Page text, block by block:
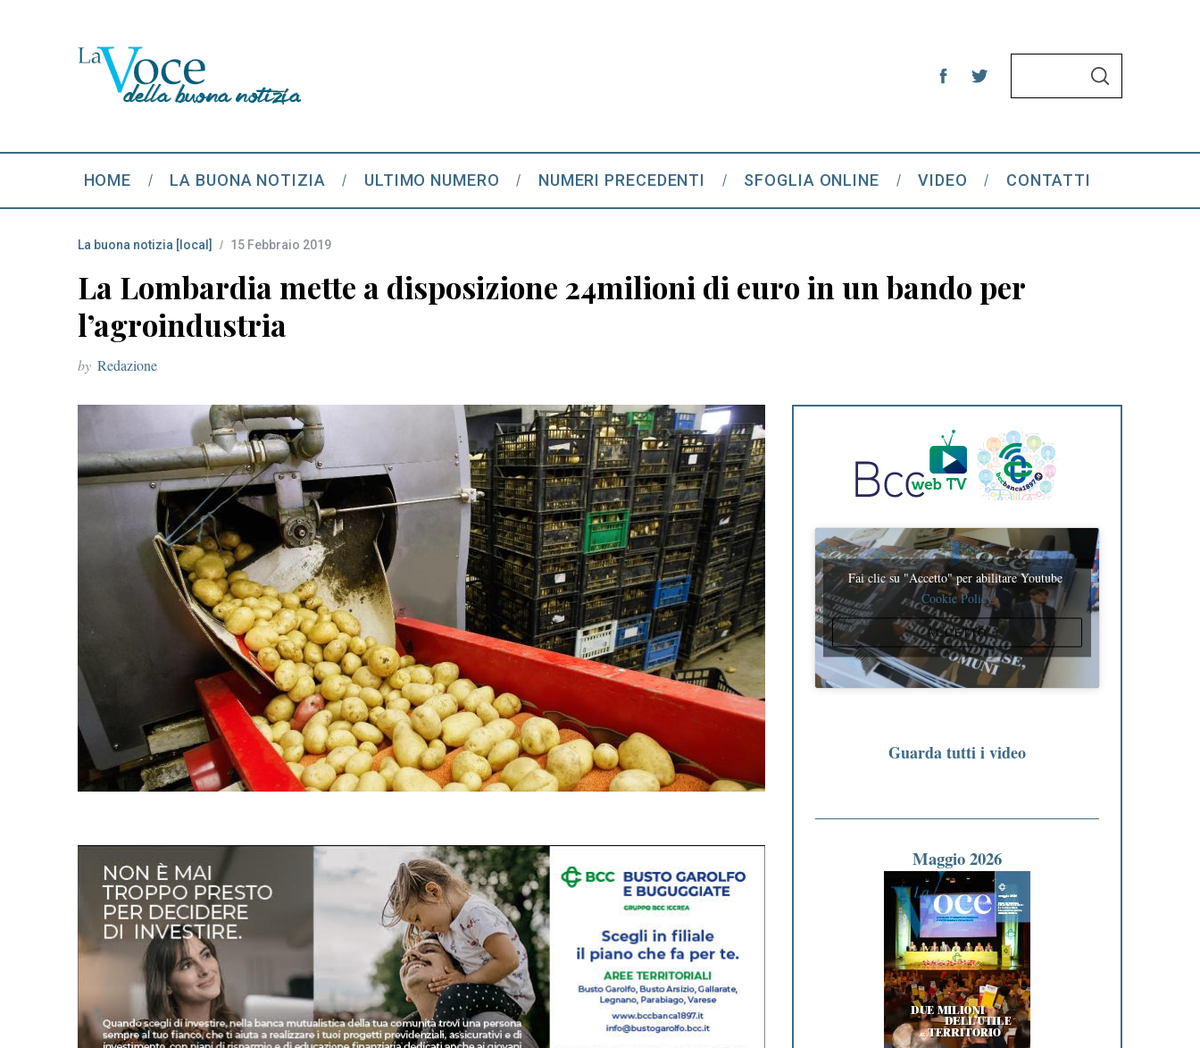
h
f
:
S
HOME LA BUONA NOTIZIA ULTIMO NUMERO NUMERI PRECEDENTI SFOGLIA ONLINE VIDEO CONTATTI
La buona notizia [local] 15 Febbraio 2019
La Lombardia mette a disposizione 24milioni di euro in un bando per
l’agroindustria
by Redazione
Fai clic su "Accetto" per abilitare Youtube
Cookie Policy
ACCETTO
Guarda tutti i video
Maggio 2026